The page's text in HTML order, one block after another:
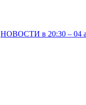
НОВОСТИ в 20:30 – 04